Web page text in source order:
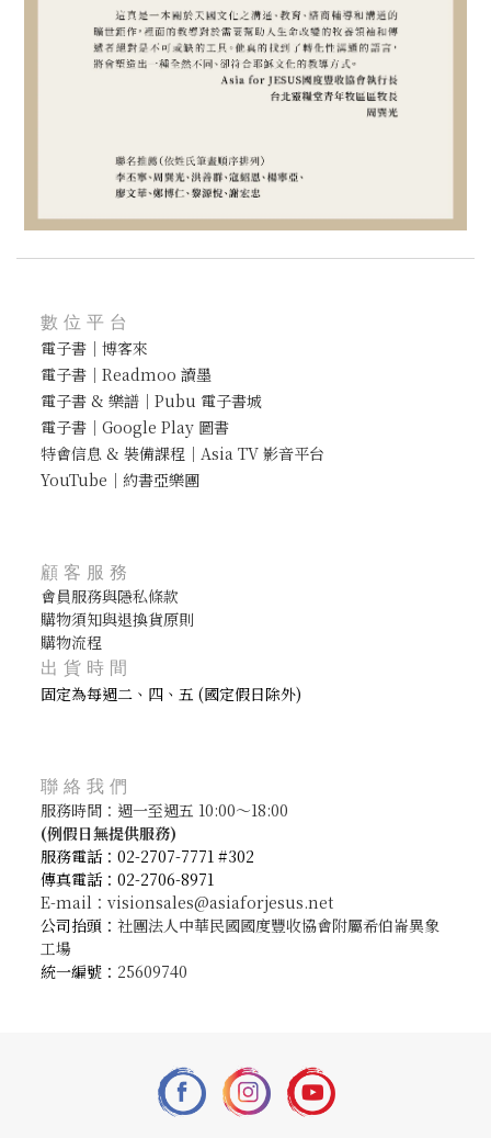
數位平台
電子書｜博客來
電子書｜Readmoo 讀墨
電子書 & 樂譜｜Pubu 電子書城
電子書｜Google Play 圖書
特會信息 & 裝備課程｜Asia TV 影音平台
YouTube｜約書亞樂團
顧客服務
會員服務與隱私條款
購物須知與退換貨原則
購物流程
出貨時間
固定為每週二、四、五 (國定假日除外)
聯絡我們
服務時間：週一至週五 10:00～18:00
(例假日無提供服務)
服務電話：02-2707-7771 #302
傳真電話：02-2706-8971
E-mail：visionsales@asiaforjesus.net
公司抬頭： 社團法人中華民國國度豐收協會附屬希伯崙異象
工場
統一編號： 25609740